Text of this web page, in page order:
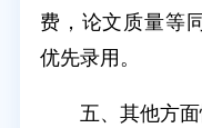
费，论文质量等
优先录用。
五、其他方